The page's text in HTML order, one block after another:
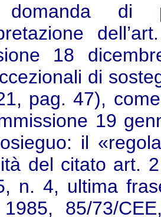
di
18
di
pag. 47),
19
il
del citato art.
n. 4, ultima
85/73/